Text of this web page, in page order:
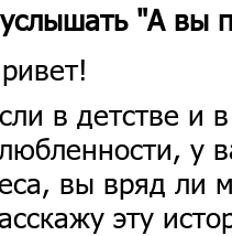
"А вы
в детстве и
у
вы вряд ли
эту